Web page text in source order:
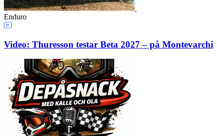
Enduro
Video: Thuresson testar Beta 2027 – på Montevarchi